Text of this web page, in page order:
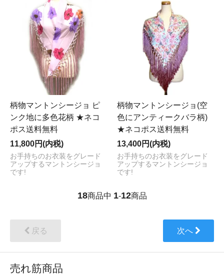
柄物マントンシージョ ピ
ンク地に多色花柄 ★ネコ
ポス送料無料
11,800円(内税)
お手持ちのお衣装をグレード
アップするマントンシージョ
です!
柄物マントンシージョ(空
色にアンティークバラ柄)
★ネコポス送料無料
13,400円(内税)
お手持ちのお衣装をグレード
アップするマントンシージョ
です!
18商品中 1-12商品
戻る 次へ
売れ筋商品